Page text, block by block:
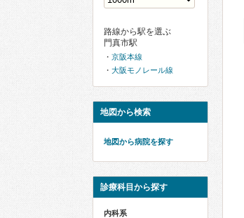
路線から駅を選ぶ
門真市駅
京阪本線
大阪モノレール線
地図から検索
地図から病院を探す
診療科目から探す
内科系